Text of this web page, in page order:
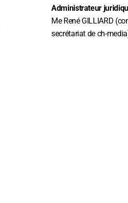
Administrateur
Me René GILLIARD
secrétariat de ch-